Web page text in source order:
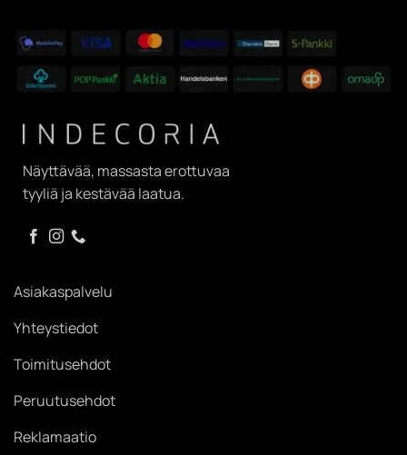
Näyttävää, massasta erottuvaa
tyyliä ja kestävää laatua.
Asiakaspalvelu
Yhteystiedot
Toimitusehdot
Peruutusehdot
Reklamaatio